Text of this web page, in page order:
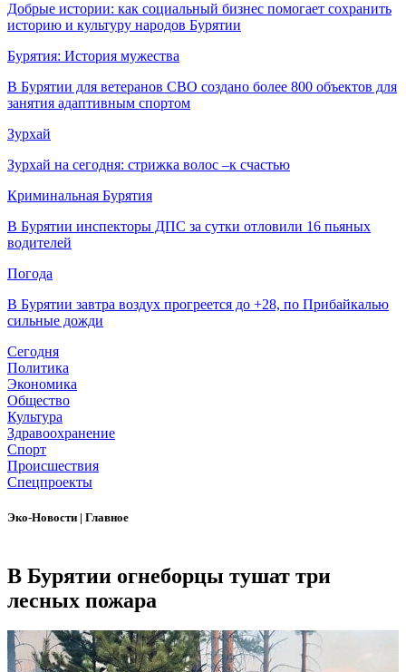
Добрые истории: как социальный бизнес помогает сохранить
историю и культуру народов Бурятии
Бурятия: История мужества
В Бурятии для ветеранов СВО создано более 800 объектов для
занятия адаптивным спортом
Зурхай
Зурхай на сегодня: стрижка волос –к счастью
Криминальная Бурятия
В Бурятии инспекторы ДПС за сутки отловили 16 пьяных
водителей
Погода
В Бурятии завтра воздух прогреется до +28, по Прибайкалью
сильные дожди
Сегодня
Политика
Экономика
Общество
Культура
Здравоохранение
Спорт
Происшествия
Спецпроекты
Эко-Новости | Главное
В Бурятии огнеборцы тушат три
лесных пожара